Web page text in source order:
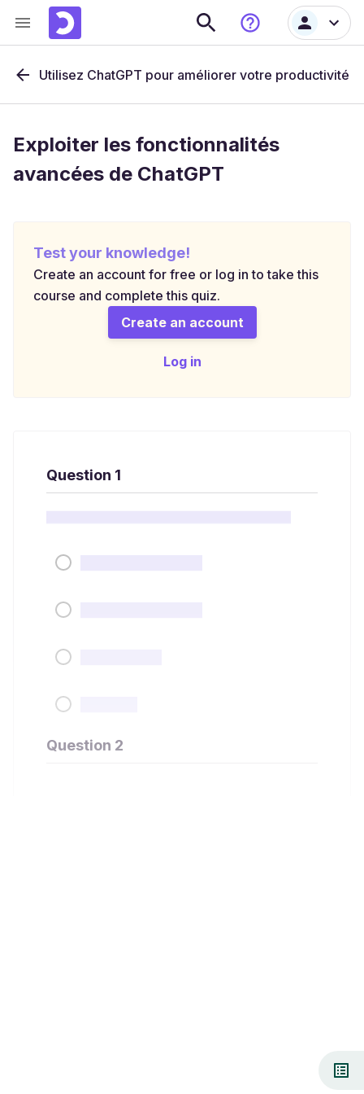
Utilisez ChatGPT pour améliorer votre productivité
Exploiter les fonctionnalités
avancées de ChatGPT
Test your knowledge!
Create an account for free or log in to take this
course and complete this quiz.
Create an account
Log in
Question 1
Question 2